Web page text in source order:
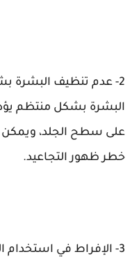
2- عدم تنظيف البشرة
البشرة بشكل منتظم
على سطح الجلد، ويمكن
خطر ظهور التجاعيد.
3- الإفراط في استخدام